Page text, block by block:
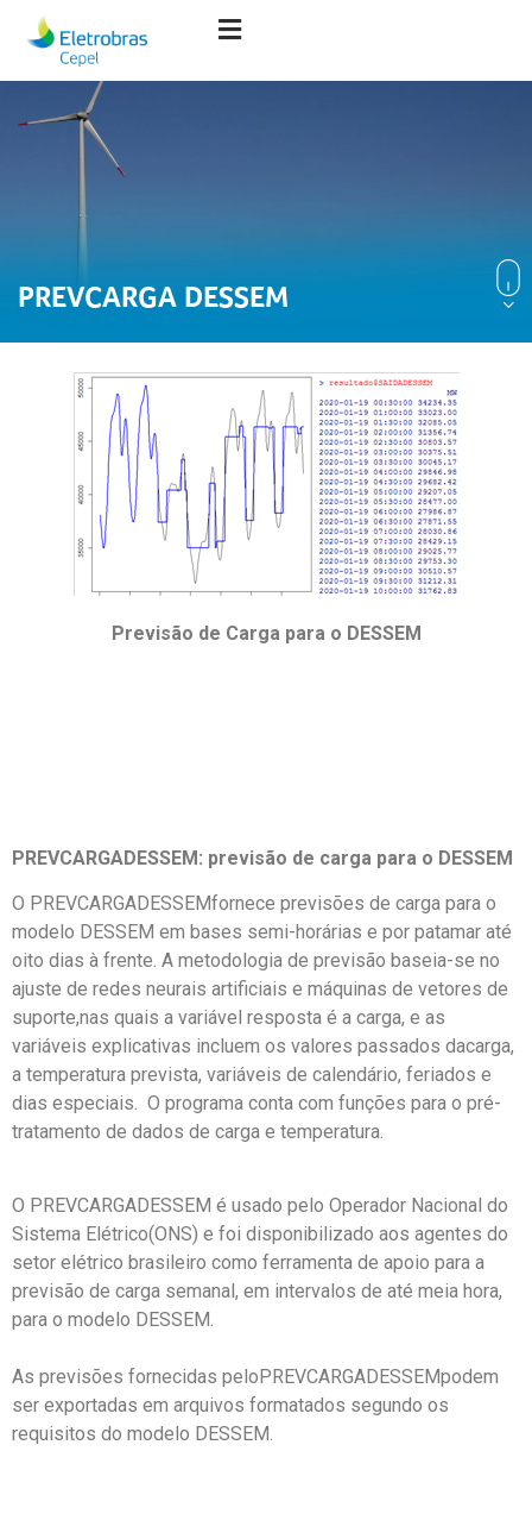
PREVCARGA DESSEM
Previsão de Carga para o DESSEM
PREVCARGADESSEM: previsão de carga para o DESSEM
O PREVCARGADESSEMfornece previsões de carga para o
modelo DESSEM em bases semi-horárias e por patamar até
oito dias à frente. A metodologia de previsão baseia-se no
ajuste de redes neurais artificiais e máquinas de vetores de
suporte,nas quais a variável resposta é a carga, e as
variáveis explicativas incluem os valores passados dacarga,
a temperatura prevista, variáveis de calendário, feriados e
dias especiais. O programa conta com funções para o pré-
tratamento de dados de carga e temperatura.
O PREVCARGADESSEM é usado pelo Operador Nacional do
Sistema Elétrico(ONS) e foi disponibilizado aos agentes do
setor elétrico brasileiro como ferramenta de apoio para a
previsão de carga semanal, em intervalos de até meia hora,
para o modelo DESSEM.
As previsões fornecidas peloPREVCARGADESSEMpodem
ser exportadas em arquivos formatados segundo os
requisitos do modelo DESSEM.